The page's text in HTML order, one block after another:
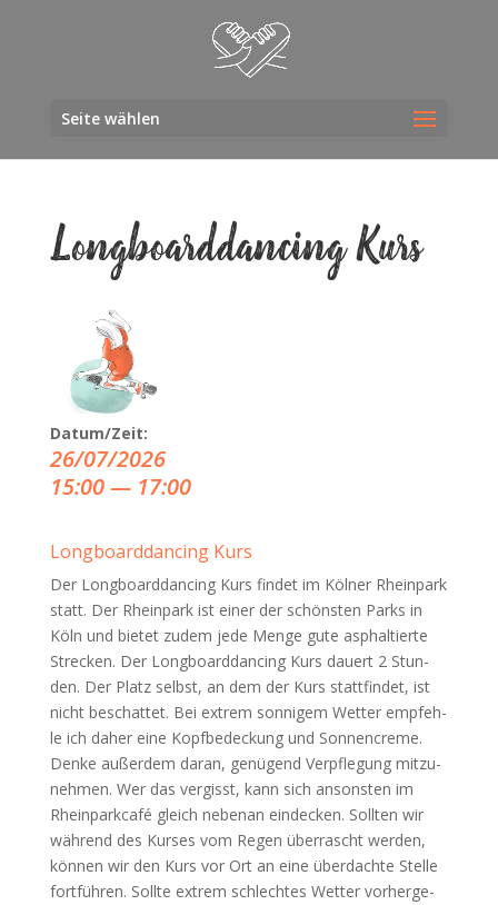
Seite wählen
Long­board­dan­cing Kurs
Datum/Zeit:
26/07/2026
15:00 — 17:00
Long­board­dan­cing Kurs
Der Long­board­dan­cing Kurs fin­det im Köl­ner Rhein­park
statt. Der Rhein­park ist einer der schöns­ten Parks in
Köln und bie­tet zudem jede Men­ge gute asphal­tier­te
Stre­cken. Der Long­board­dan­cing Kurs dau­ert 2 Stun­
den. Der Platz selbst, an dem der Kurs statt­fin­det, ist
nicht beschat­tet. Bei extrem son­ni­gem Wet­ter emp­feh­
le ich daher eine Kopf­be­de­ckung und Son­nen­creme.
Den­ke außer­dem dar­an, genü­gend Ver­pfle­gung mit­zu­
neh­men. Wer das ver­gisst, kann sich ansons­ten im
Rhein­park­ca­fé gleich neben­an ein­de­cken. Soll­ten wir
wäh­rend des Kur­ses vom Regen über­rascht wer­den,
kön­nen wir den Kurs vor Ort an eine über­dach­te Stel­le
fort­füh­ren. Soll­te extrem schlech­tes Wet­ter vor­her­ge­